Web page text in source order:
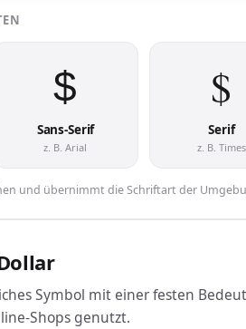
$︎
Sans-Serif
z. B. Arial
$︎
Serif
z. B. Times
und übernimmt die Schriftart der
Symbol mit einer festen
Shops genutzt.